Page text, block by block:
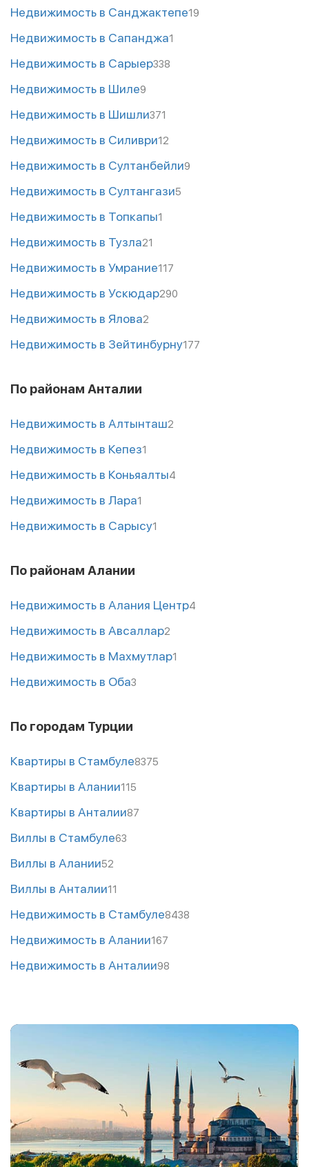
Недвижимость в Санджактепе19
Недвижимость в Сапанджа1
Недвижимость в Сарыер338
Недвижимость в Шиле9
Недвижимость в Шишли371
Недвижимость в Силиври12
Недвижимость в Султанбейли9
Недвижимость в Султангази5
Недвижимость в Топкапы1
Недвижимость в Тузла21
Недвижимость в Умрание117
Недвижимость в Ускюдар290
Недвижимость в Ялова2
Недвижимость в Зейтинбурну177
По районам Анталии
Недвижимость в Алтынташ2
Недвижимость в Кепез1
Недвижимость в Коньяалты4
Недвижимость в Лара1
Недвижимость в Сарысу1
По районам Алании
Недвижимость в Алания Центр4
Недвижимость в Авсаллар2
Недвижимость в Махмутлар1
Недвижимость в Оба3
По городам Турции
Квартиры в Стамбуле8375
Квартиры в Алании115
Квартиры в Анталии87
Виллы в Стамбуле63
Виллы в Алании52
Виллы в Анталии11
Недвижимость в Стамбуле8438
Недвижимость в Алании167
Недвижимость в Анталии98